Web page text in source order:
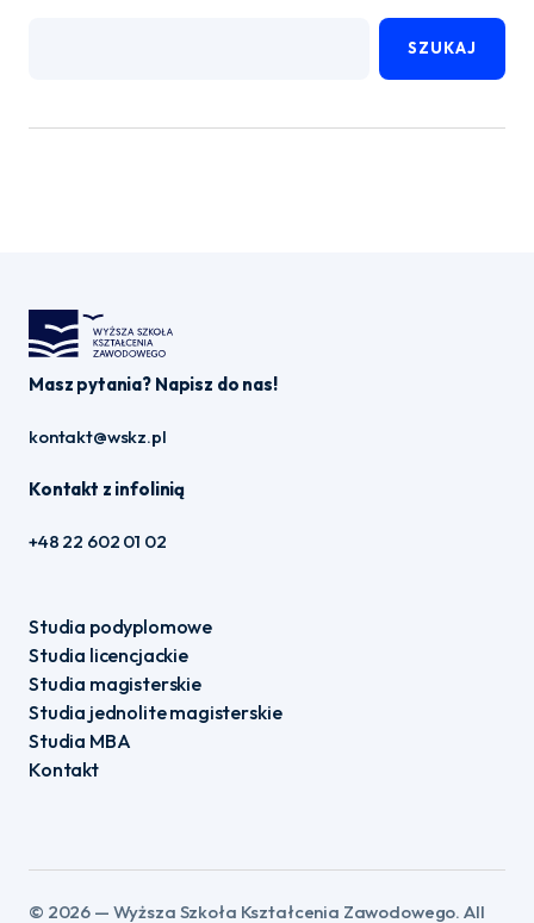
SZUKAJ
Masz pytania? Napisz do nas!
kontakt@wskz.pl
Kontakt z infolinią
+48 22 602 01 02
Studia podyplomowe
Studia licencjackie
Studia magisterskie
Studia jednolite magisterskie
Studia MBA
Kontakt
©️ 2026 — Wyższa Szkoła Kształcenia Zawodowego. All